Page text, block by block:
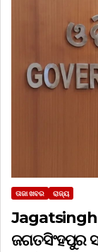
ତାଜା ଖବର ରାଜ୍ୟ
ଜଗତସିଂହପୁର